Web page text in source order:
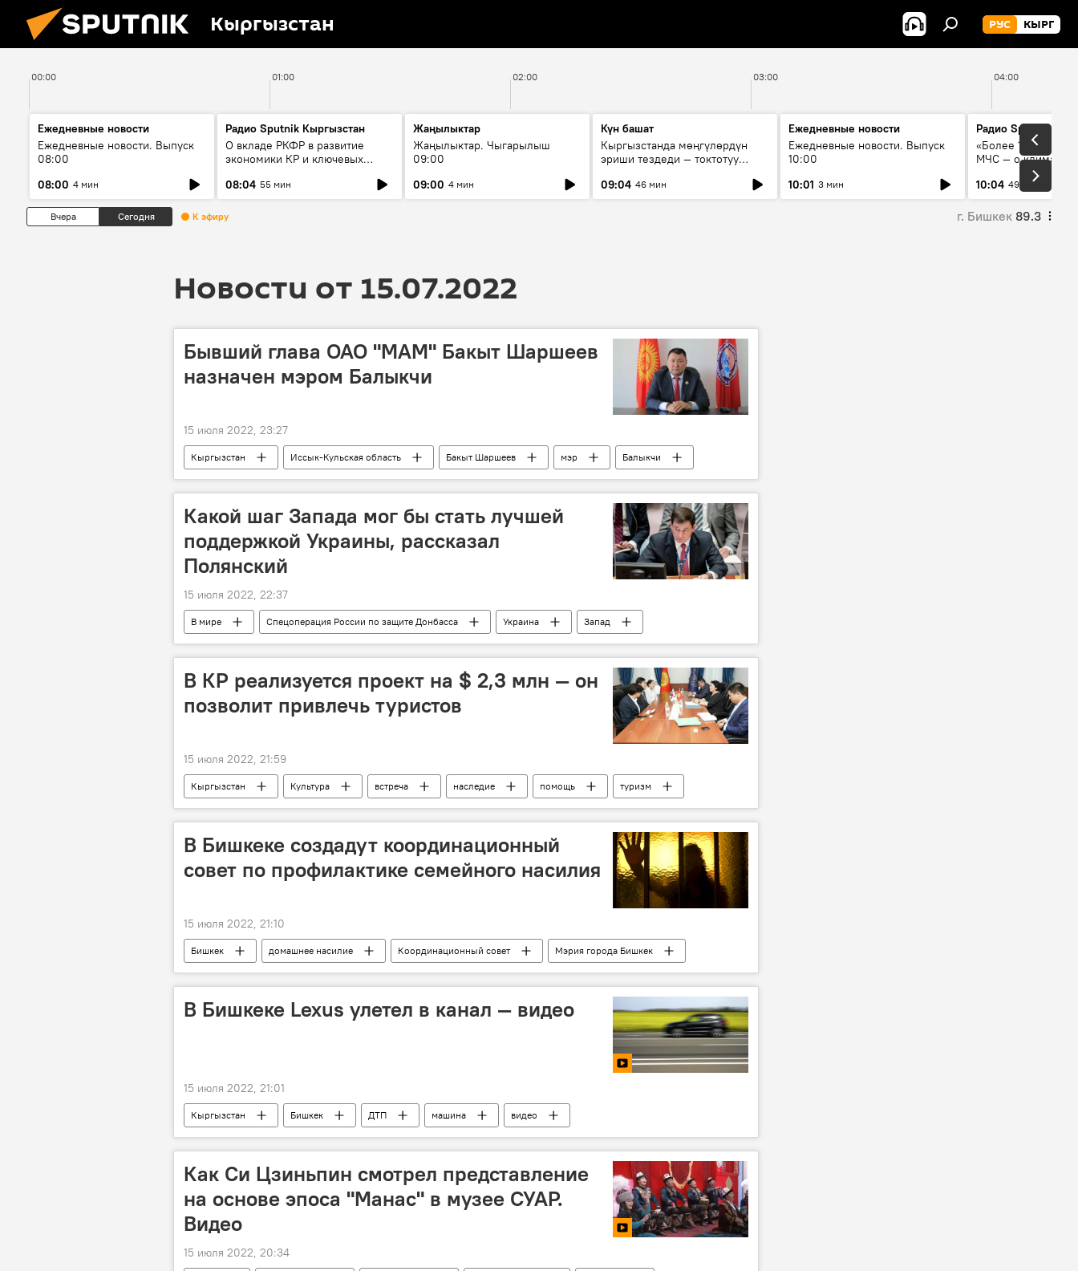
Кыргызстан РУС КЫРГ
00:00 01:00 02:00 03:00 04:00
Ежедневные новости
Ежедневные новости. Выпуск
08:00
08:00 4 мин
Радио Sputnik Кыргызстан
О вкладе РКФР в развитие
экономики КР и ключевых
08:04 55 мин
Жаңылыктар
Жаңылыктар. Чыгарылыш
09:00
09:00 4 мин
Күн башат
Кыргызстанда мөңгүлөрдүн
эриши тездеди — токтотуу
09:04 46 мин
Ежедневные новости
Ежедневные новости. Выпуск
10:00
10:01 3 мин
Радио Sputnik
«Более 1200 сёл в
МЧС — о климате,
системе
населения
10:04 49 мин
Вчера Сегодня К эфиру г. Бишкек 89.3
Новости от 15.07.2022
Бывший глава ОАО "МАМ" Бакыт Шаршеев
назначен мэром Балыкчи
15 июля 2022, 23:27
Кыргызстан Иссык-Кульская область Бакыт Шаршеев мэр
Балыкчи
назначение
Какой шаг Запада мог бы стать лучшей
поддержкой Украины, рассказал
Полянский
15 июля 2022, 22:37
В мире Спецоперация России по защите Донбасса Украина
Запад
США
Дмитрий Полянский помощь переговоры
В КР реализуется проект на $ 2,3 млн — он
позволит привлечь туристов
15 июля 2022, 21:59
Кыргызстан Культура встреча наследие помощь
туризм
Новости Киргизии
В Бишкеке создадут координационный
совет по профилактике семейного насилия
15 июля 2022, 21:10
Бишкек домашнее насилие Координационный совет Мэрия города Бишкек
В Бишкеке Lexus улетел в канал — видео
15 июля 2022, 21:01
Кыргызстан Бишкек ДТП машина видео
Как Си Цзиньпин смотрел представление
на основе эпоса "Манас" в музее СУАР.
Видео
15 июля 2022, 20:34